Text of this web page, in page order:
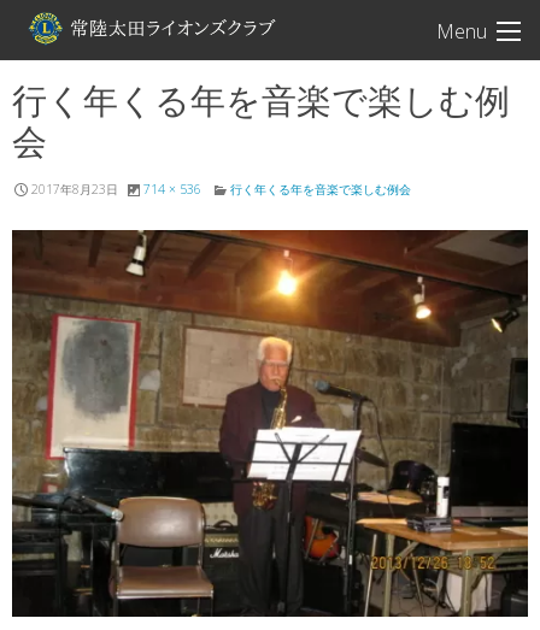
Menu
常陸太田ライオン
行く年くる年を音楽で楽しむ例
会
2017年8月23日 714 × 536 行く年くる年を音楽で楽しむ例会